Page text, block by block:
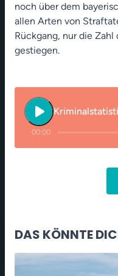
noch über dem
allen Arten von
Rückgang, nur die
gestiegen.
play_arrow
00:00
DAS KÖNNTE